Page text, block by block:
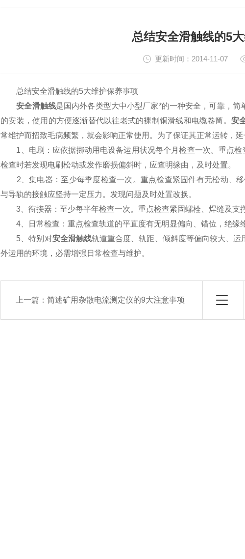
总结安全滑触线的5
更新时间：2014-11-07
总结安全滑触线的5大维护保养事项
安全滑触线是国内外各类型大中小型厂家*的一种安全，可靠，
的安装，使用的方便逐渐替代以往老式的裸制铜滑线和电缆卷筒。 安
常维护而招致毛病频繁，就会影响正常使用。为了保证其正常运转，
1、电刷：应依据挪动用电设备运用状况每个月检查一次。重点检
检查时若发现电刷松动或发作磨损偏斜时，应查明缘由，及时处置。
2、集电器：至少每季度检查一次。重点检查紧固件有无松动、移
与导轨的接触应坚持一定压力。发现问题及时处置改换。
3、衔接器：至少每半年检查一次。重点检查紧固螺栓、焊缝及支
4、日常检查：重点检查轨道的平直度有无明显偏向、错位，绝缘
5、特别对安全滑触线轨道重合度、轨距、倾斜度等偏向较大、
外运用的环境，必需增强日常检查与维护。
上一篇：简述矿用杂散电流测定仪的9大注意事项